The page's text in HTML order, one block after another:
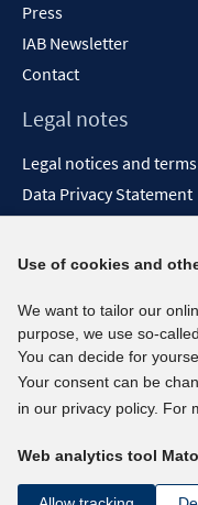
Press
IAB Newsletter
Contact
Legal notes
Legal notices and terms
Data Privacy Statement
Report Accessibility
Social media
BlueSky
YouTube
LinkedIn
kununu
Netiquette
Use of cookies and
We want to tailor our
purpose, we use so-
You can decide for
Your consent can be
in our privacy policy. For
Web analytics tool